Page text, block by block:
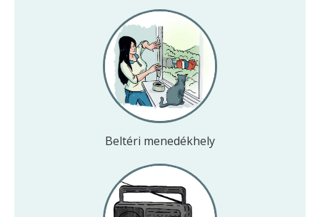
Beltéri menedékhely